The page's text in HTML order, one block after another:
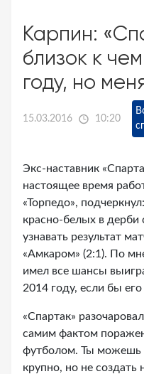
Карпин:
близок к
году, но
15.03.2016 10:20
Экс-наставник
настоящее время
«Торпедо»,
красно-белых в
узнавать результат
«Амкаром» (2:1). По
имел все шансы
2014 году, если бы
«Спартак»
самим фактом
футболом. Ты можешь
крупно, но не создать